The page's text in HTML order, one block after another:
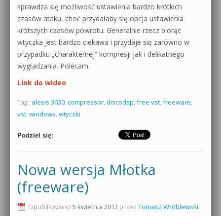
sprawdza się możliwość ustawienia bardzo krótkich
czasów ataku, choć przydałaby się opcja ustawienia
krótszych czasów powrotu. Generalnie rzecz biorąc
wtyczka jest bardzo ciekawa i przydaje się zarówno w
przypadku „charakternej” kompresji jak i delikatnego
wygładzania. Polecam.
Link do wideo
Tagi: alesis 3630, compressor, discodsp, free vst, freeware,
vst, windows, wtyczki
Podziel się:
Nowa wersja Młotka
(freeware)
Opublikowano 5 kwietnia 2012 przez Tomasz Wróblewski